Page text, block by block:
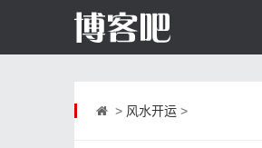
> 风水开运>